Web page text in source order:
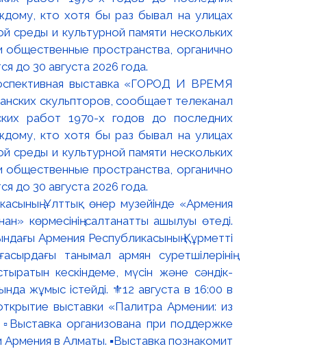
выставка «ГОРОД И ВРЕМЯ
скульпторов, сообщает телеканал
работ 1970-х годов до последних
кто хотя бы раз бывал на улицах
среды и культурной памяти нескольких
пространства, органично
до 30 августа 2026 года.